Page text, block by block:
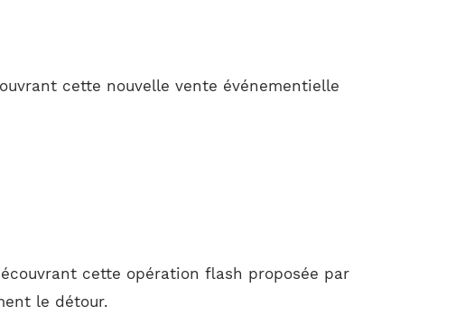
cette nouvelle vente événementielle
cette opération flash proposée par
le détour.